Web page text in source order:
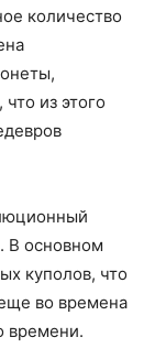
количество
из этого
В основном
куполов, что
во времена
времени.